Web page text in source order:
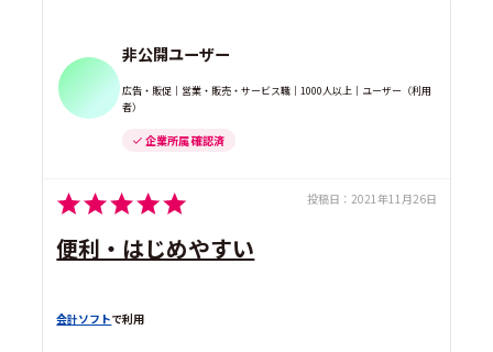
非公開ユーザー
広告・販促｜営業・販売・サービス職｜1000人以上｜ユーザー（利用
者）
企業所属 確認済
投稿日： 2021年11月26日
便利・はじめやすい
会計ソフトで利用